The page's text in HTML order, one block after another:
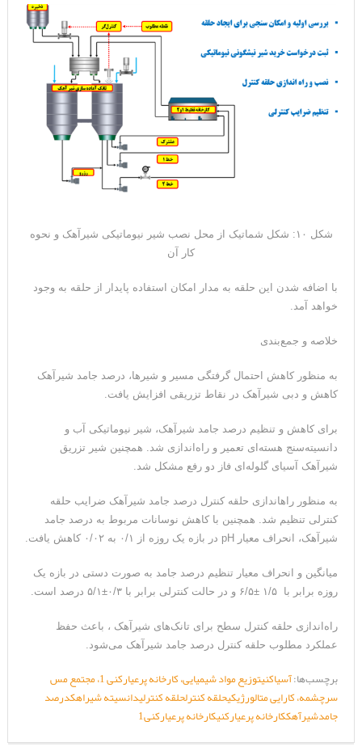
شکل ۱۰: شکل شماتیک از محل نصب شیر نیوماتیکی شیرآهک و نحوه
کار آن
با اضافه شدن این حلقه به مدار امکان استفاده پایدار از حلقه به وجود
خواهد آمد.
خلاصه و جمع‌بندی
به منظور کاهش احتمال گرفتگی مسیر و شیرها، درصد جامد شیرآهک
کاهش و دبی شیرآهک در نقاط تزریقی افزایش یافت.
برای کاهش و تنظیم درصد جامد شیرآهک، شیر نیوماتیکی آب و
دانسیته‌سنج هسته‌ای تعمیر و راه‌اندازی شد. همچنین شیر تزریق
شیرآهک آسیای گلوله‌ای فاز دو رفع مشکل شد.
به منظور راه‎اندازی حلقه کنترل درصد جامد شیرآهک ضرایب حلقه
کنترلی تنظیم شد. همچنین با کاهش نوسانات مربوط به درصد جامد
شیرآهک، انحراف معیار pH در بازه یک روزه از ۰/۱ به ۰/۰۲ کاهش یافت.
میانگین و انحراف معیار تنظیم درصد جامد به صورت دستی در بازه یک
روزه برابر با ۱/۵ ±۶/۵ و در حالت کنترلی برابر با ۰/۳±۵/۱ درصد است.
راه‌اندازی حلقه کنترل سطح برای تانک‌های شیرآهک ، باعث حفظ
عملکرد مطلوب حلقه کنترل درصد جامد شیرآهک می‌شود.
برچسب‌ها:آسیاکنی
توزیع مواد شیمیایی، کارخانه پرعیارکنی 1، مجتمع مس
سرچشمه، کارایی متالورژیکیحلقه کنترلحلقه کنترلیدانسیته شیراهکدرصد
جامدشیرآهککارخانه پرعیارکنیکارخانه پرعیارکنی1